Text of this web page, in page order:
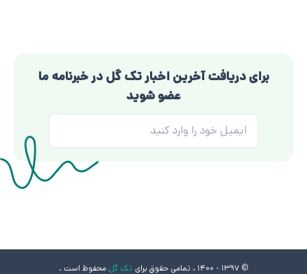
برای دریافت آخرین اخبار تک گل در خبرنامه ما
عضو شوید
© 1397 - 1400 ، تمامی حقوق برای تک گل محفوظ است .